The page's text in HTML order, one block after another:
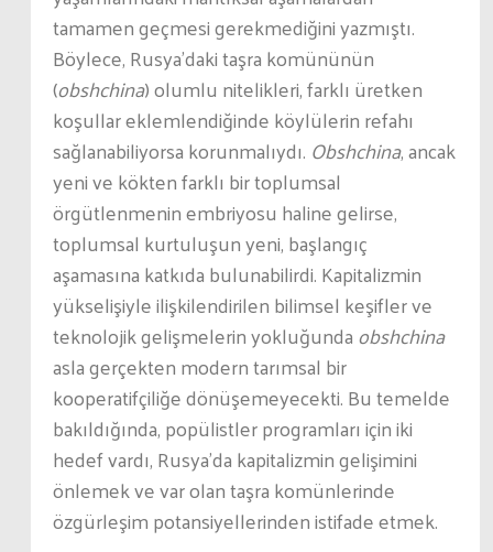
tamamen geçmesi gerekmediğini yazmıştı.
Böylece, Rusya’daki taşra komününün
(obshchina) olumlu nitelikleri, farklı üretken
koşullar eklemlendiğinde köylülerin refahı
sağlanabiliyorsa korunmalıydı. Obshchina, ancak
yeni ve kökten farklı bir toplumsal
örgütlenmenin embriyosu haline gelirse,
toplumsal kurtuluşun yeni, başlangıç
aşamasına katkıda bulunabilirdi. Kapitalizmin
yükselişiyle ilişkilendirilen bilimsel keşifler ve
teknolojik gelişmelerin yokluğundaobshchina
asla gerçekten modern tarımsal bir
kooperatifçiliğe dönüşemeyecekti. Bu temelde
bakıldığında, popülistler programları için iki
hedef vardı, Rusya’da kapitalizmin gelişimini
önlemek ve var olan taşra komünlerinde
özgürleşim potansiyellerinden istifade etmek.